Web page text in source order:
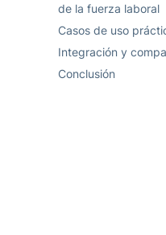
de la fuerza laboral
Casos de uso
Integración y
Conclusión